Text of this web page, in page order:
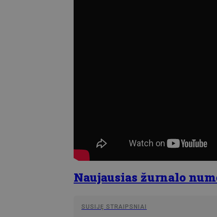
Naujausias žurnalo
SUSIJĘ STRAIPSNIAI